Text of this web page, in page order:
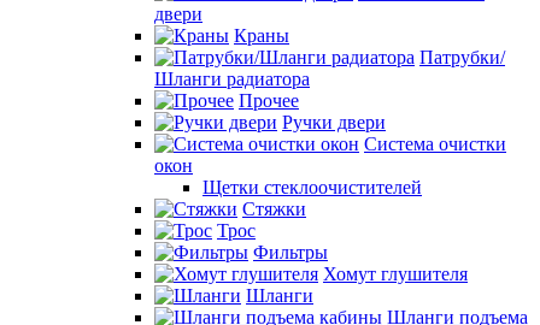
двери
Краны
Патрубки/
Шланги радиатора
Прочее
Ручки двери
Система очистки
окон
Щетки стеклоочистителей
Стяжки
Трос
Фильтры
Хомут глушителя
Шланги
Шланги подъема